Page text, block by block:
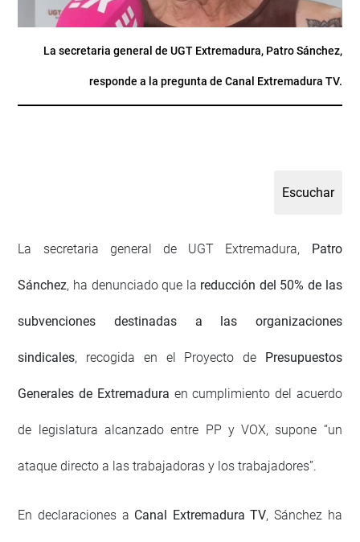
La secretaria general de UGT Extremadura, Patro Sánchez,
responde a la pregunta de Canal Extremadura TV.
La secretaria general de UGT Extremadura, Patro
Sánchez, ha denunciado que la reducción del 50% de las
subvenciones destinadas a las organizaciones
sindicales, recogida en el Proyecto de Presupuestos
Generales de Extremadura en cumplimiento del acuerdo
de legislatura alcanzado entre PP y VOX, supone “un
ataque directo a las trabajadoras y los trabajadores”.
En declaraciones a Canal Extremadura TV, Sánchez ha